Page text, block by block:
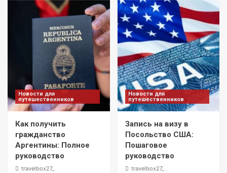
Новости для
путешественников
Как получить
гражданство
Аргентины: Полное
руководство
travelbox27_
Новости для
путешественников
Запись на визу в
Посольство США:
Пошаговое
руководство
travelbox27_